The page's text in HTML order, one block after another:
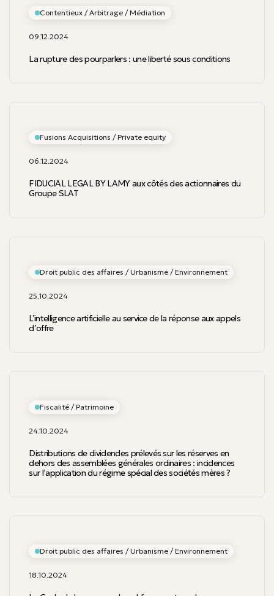
Contentieux / Arbitrage / Médiation
09.12.2024
La rupture des pourparlers : une liberté sous conditions
Fusions Acquisitions / Private equity
06.12.2024
FIDUCIAL LEGAL BY LAMY aux côtés des actionnaires du
Groupe SLAT
Droit public des affaires / Urbanisme / Environnement
25.10.2024
L’intelligence artificielle au service de la réponse aux appels
d’offre
Fiscalité / Patrimoine
24.10.2024
Distributions de dividendes prélevés sur les réserves en
dehors des assemblées générales ordinaires : incidences
sur l’application du régime spécial des sociétés mères ?
Droit public des affaires / Urbanisme / Environnement
18.10.2024